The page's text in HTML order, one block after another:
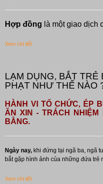
Hợp đồng là một giao dịch
Xem chi tiết
LẠM DỤNG, BẮT
PHẠT NHƯ THẾ NÀO
HÀNH VI TỔ CHỨC, ÉP
ĂN XIN - TRÁCH NHIỆM
BẰNG.
Ngày nay, khi đứng tại ngã ba, ngã
bắt gặp hình ảnh của những đứa trẻ
Xem chi tiết